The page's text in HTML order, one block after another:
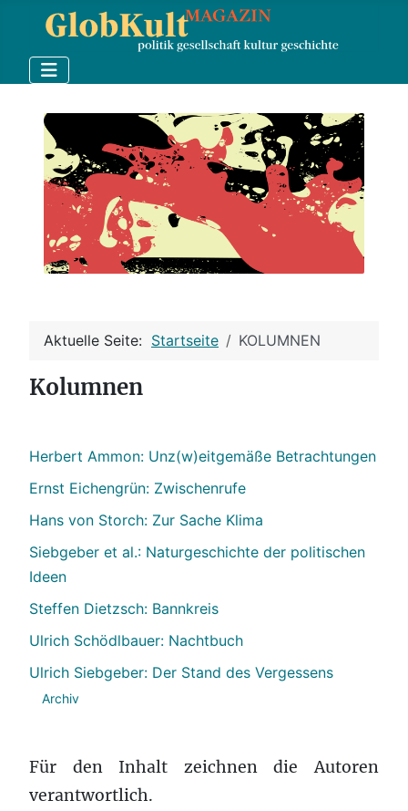
Aktuelle Seite: Startseite KOLUMNEN
Kolumnen
Herbert Ammon: Unz(w)eitgemäße Betrachtungen
Ernst Eichengrün: Zwischenrufe
Hans von Storch: Zur Sache Klima
Siebgeber et al.: Naturgeschichte der politischen
Ideen
Steffen Dietzsch: Bannkreis
Ulrich Schödlbauer: Nachtbuch
Ulrich Siebgeber: Der Stand des Vergessens
Archiv
Für den Inhalt zeichnen die Autoren
verantwortlich.